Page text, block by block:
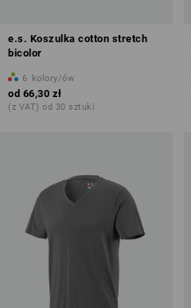
e.s. Koszulka cotton stretch
bicolor
6 kolory/ów
od 66,30 zł
(z VAT) od 30 sztuki